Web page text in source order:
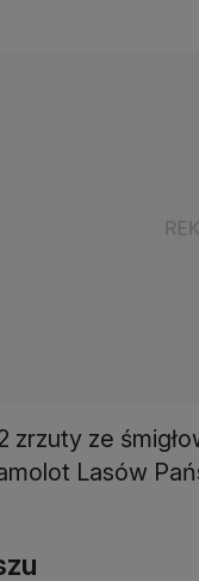
zrzuty ze
Lasów